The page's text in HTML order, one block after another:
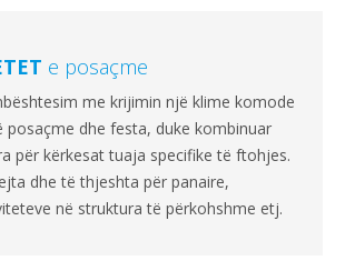
e posaçme
me krijimin një klime komode
posaçme dhe festa, duke kombinuar
për kërkesat tuaja specifike të ftohjes.
dhe të thjeshta për panaire,
në struktura të përkohshme etj.